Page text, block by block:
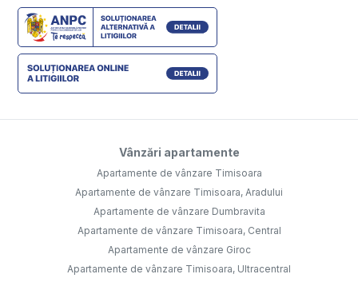
Vânzări apartamente
Apartamente de vânzare Timisoara
Apartamente de vânzare Timisoara, Aradului
Apartamente de vânzare Dumbravita
Apartamente de vânzare Timisoara, Central
Apartamente de vânzare Giroc
Apartamente de vânzare Timisoara, Ultracentral